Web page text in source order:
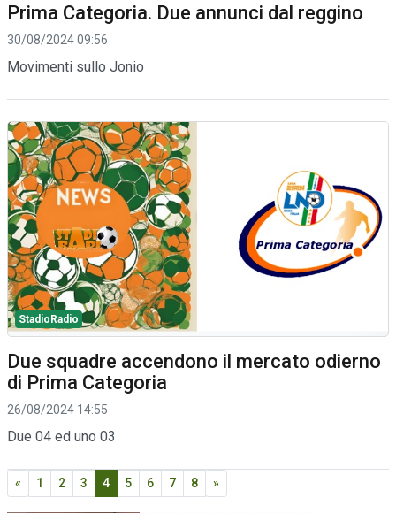
Prima Categoria. Due annunci dal reggino
30/08/2024 09:56
Movimenti sullo Jonio
StadioRadio
Due squadre accendono il mercato odierno
di Prima Categoria
26/08/2024 14:55
Due 04 ed uno 03
« 1 2 3 4 5 6 7 8 »